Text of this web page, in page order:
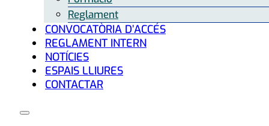
Reglament
CONVOCATÒRIA D’ACCÉS
REGLAMENT INTERN
NOTÍCIES
ESPAIS LLIURES
CONTACTAR